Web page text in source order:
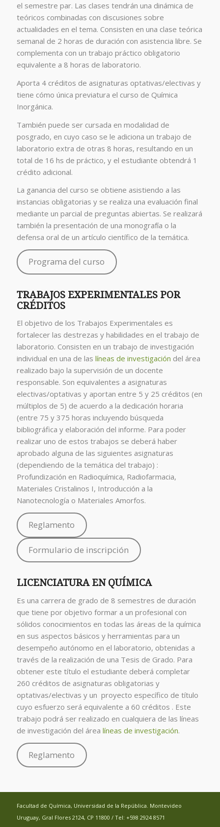
el semestre par. Las clases tendrán una dinámica de
teóricos combinadas con discusiones sobre
actualidades en el tema. Consisten en una clase teórica
semanal de 2 horas de duración con asistencia libre. Se
complementa con un trabajo práctico obligatorio
equivalente a 8 horas de laboratorio.
Aporta 4 créditos de asignaturas optativas/electivas y
tiene cómo única previatura el curso de Química
Inorgánica.
También puede ser cursada en modalidad de
posgrado, en cuyo caso se le adiciona un trabajo de
laboratorio extra de otras 8 horas, resultando en un
total de 16 hs de práctico, y el estudiante obtendrá 1
crédito adicional.
La ganancia del curso se obtiene asistiendo a las
instancias obligatorias y se realiza una evaluación final
mediante un parcial de preguntas abiertas. Se realizará
también la presentación de una monografía o la
defensa oral de un artículo científico de la temática.
Programa del curso
TRABAJOS EXPERIMENTALES POR
CRÉDITOS
El objetivo de los Trabajos Experimentales es
fortalecer las destrezas y habilidades en el trabajo de
laboratorio. Consisten en un trabajo de investigación
individual en una de las líneas de investigación del área
realizado bajo la supervisión de un docente
responsable. Son equivalentes a asignaturas
electivas/optativas y aportan entre 5 y 25 créditos (en
múltiplos de 5) de acuerdo a la dedicación horaria
(entre 75 y 375 horas incluyendo búsqueda
bibliográfica y elaboración del informe. Para poder
realizar uno de estos trabajos se deberá haber
aprobado alguna de las siguientes asignaturas
(dependiendo de la temática del trabajo) :
Profundización en Radioquímica, Radiofarmacia,
Materiales Cristalinos I, Introducción a la
Nanotecnología o Materiales Amorfos.
Reglamento
Formulario de inscripción
LICENCIATURA EN QUÍMICA
Es una carrera de grado de 8 semestres de duración
que tiene por objetivo formar a un profesional con
sólidos conocimientos en todas las áreas de la química
en sus aspectos básicos y herramientas para un
desempeño autónomo en el laboratorio, obtenidas a
través de la realización de una Tesis de Grado. Para
obtener este título el estudiante deberá completar
260 créditos de asignaturas obligatorias y
optativas/electivas y un proyecto específico de título
cuyo esfuerzo será equivalente a 60 créditos . Este
trabajo podrá ser realizado en cualquiera de las líneas
de investigación del área líneas de investigación.
Reglamento
Facultad de Química, Universidad de la República. Montevideo
Uruguay, Gral Flores 2124, CP 11800 / Tel: +598 2924 8571